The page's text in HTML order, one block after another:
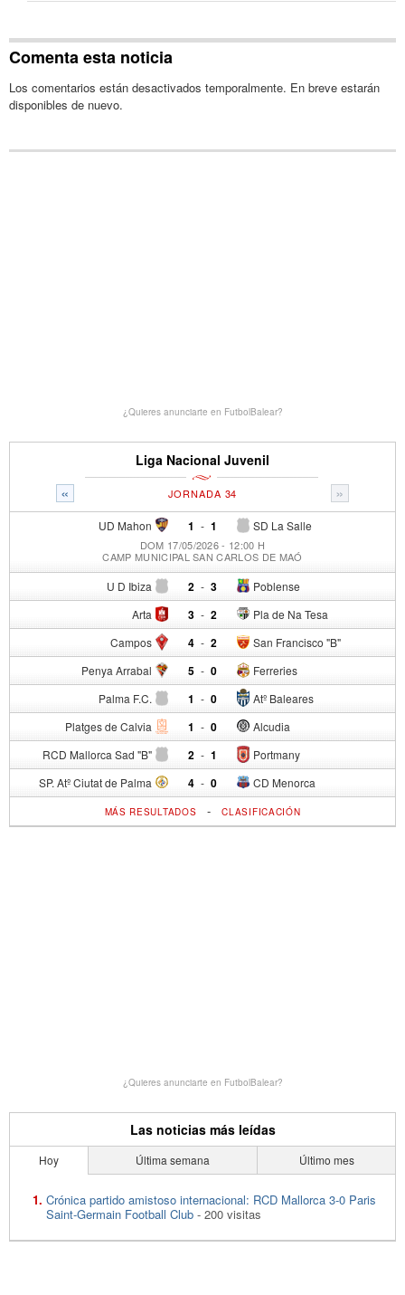
Comenta esta noticia
Los comentarios están desactivados temporalmente. En breve estarán
disponibles de nuevo.
¿Quieres anunciarte en FutbolBalear?
Liga Nacional Juvenil
« »
JORNADA 34
UD Mahon 1 - SD La Salle
1
DOM 17/05/2026 - 12:00 H
CAMP MUNICIPAL SAN CARLOS DE MAÓ
U D Ibiza 2 - Poblense
3
Arta 3 - Pla de Na Tesa
2
Campos 4 - San Francisco "B"
2
Penya Arrabal 5 - Ferreries
0
Palma F.C. 1 - Atº Baleares
0
Platges de Calvia 1 - Alcudia
0
RCD Mallorca Sad "B" 2 - Portmany
1
SP. Atº Ciutat de Palma 4 - CD Menorca
0
MÁS RESULTADOS -CLASIFICACIÓN
¿Quieres anunciarte en FutbolBalear?
Las noticias más leídas
Hoy Última semana Último mes
Crónica partido amistoso internacional: RCD Mallorca 3-0 Paris
Saint-Germain Football Club - 200 visitas